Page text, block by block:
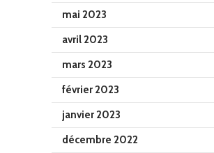
mai 2023
avril 2023
mars 2023
février 2023
janvier 2023
décembre 2022